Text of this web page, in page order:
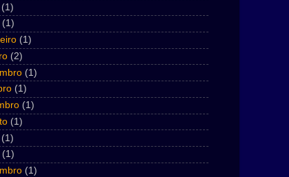
(1)
(1)
(1)
(2)
(1)
(1)
(1)
(1)
(1)
(1)
(1)